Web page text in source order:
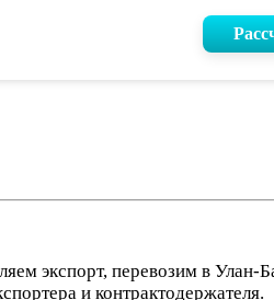
экспорт, перевозим в Улан-
и контрактодержателя.